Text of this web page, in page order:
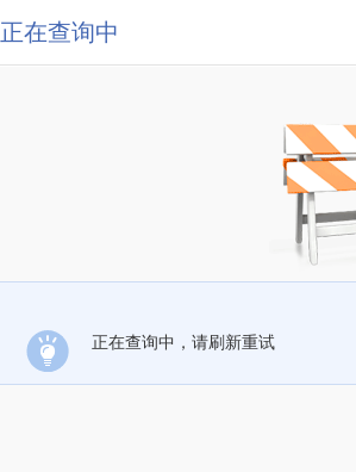
正在查询中
正在查询中，请刷新重试